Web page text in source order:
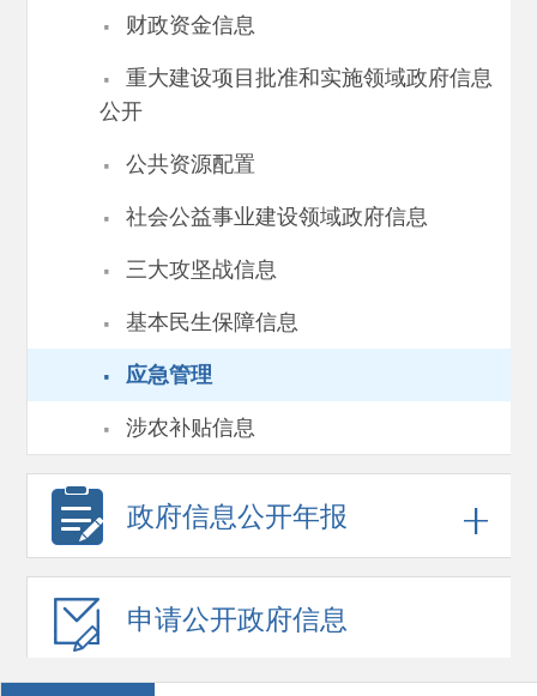
· 财政资金信息
·
重大建设项目批准和实施领域政府信息
公开
· 公共资源配置
· 社会公益事业建设领域政府信息
· 三大攻坚战信息
· 基本民生保障信息
· 应急管理
· 涉农补贴信息
政府信息公开年报
申请公开政府信息